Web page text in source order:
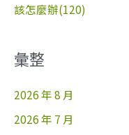
該怎麼辦(120)
彙整
2026 年 8 月
2026 年 7 月